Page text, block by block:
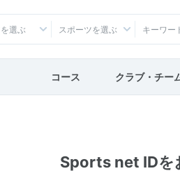
選ぶ スポーツを選ぶ
コース クラブ・チー
Sports net IDを